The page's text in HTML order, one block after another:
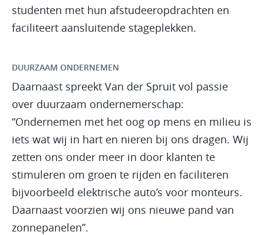
studenten met hun afstudeeropdrachten en
faciliteert aansluitende stageplekken.
DUURZAAM ONDERNEMEN
Daarnaast spreekt Van der Spruit vol passie
over duurzaam ondernemerschap:
“Ondernemen met het oog op mens en milieu is
iets wat wij in hart en nieren bij ons dragen. Wij
zetten ons onder meer in door klanten te
stimuleren om groen te rijden en faciliteren
bijvoorbeeld elektrische auto’s voor monteurs.
Daarnaast voorzien wij ons nieuwe pand van
zonnepanelen”.